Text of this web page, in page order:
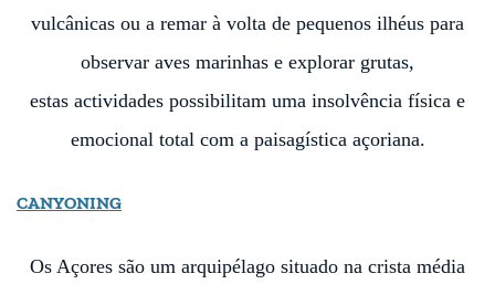
vulcânicas ou a remar à volta de pequenos ilhéus para
observar aves marinhas e explorar grutas,
estas actividades possibilitam uma insolvência física e
emocional total com a paisagística açoriana.
CANYONING
Os Açores são um arquipélago situado na crista média